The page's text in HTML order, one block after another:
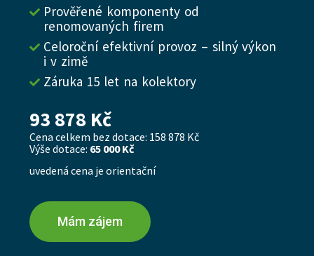
Prověřené komponenty od
renomovaných firem
Celoroční efektivní provoz – silný výkon
i v zimě
Záruka 15 let na kolektory
93 878 Kč
Cena celkem bez dotace: 158 878 Kč
Výše dotace: 65 000 Kč
uvedená cena je orientační
Mám zájem